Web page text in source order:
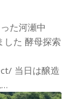
た河瀬中
した 酵母探索
当日は醸造